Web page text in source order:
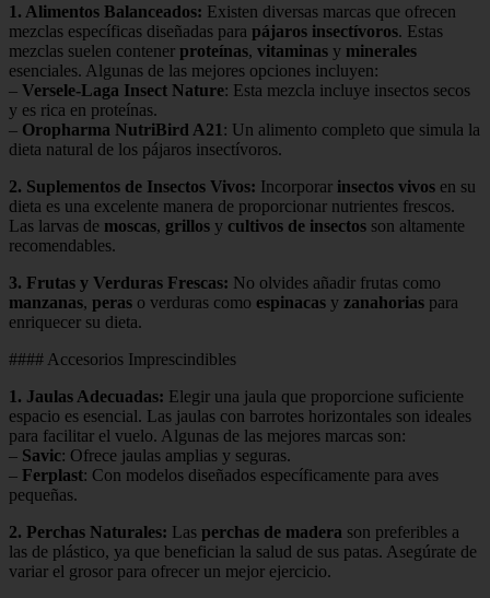
1. Alimentos Balanceados: Existen diversas marcas que ofrecen
mezclas específicas diseñadas para pájaros insectívoros. Estas
mezclas suelen contener proteínas, vitaminas y minerales
esenciales. Algunas de las mejores opciones incluyen:
– Versele-Laga Insect Nature: Esta mezcla incluye insectos secos
y es rica en proteínas.
– Oropharma NutriBird A21 : Un alimento completo que simula la
dieta natural de los pájaros insectívoros.
2. Suplementos de Insectos Vivos: Incorporar insectos vivos en su
dieta es una excelente manera de proporcionar nutrientes frescos.
Las larvas de moscas, grillos y cultivos de insectos son altamente
recomendables.
3. Frutas y Verduras Frescas: No olvides añadir frutas como
manzanas, peras o verduras como espinacas y zanahorias para
enriquecer su dieta.
#### Accesorios Imprescindibles
1. Jaulas Adecuadas: Elegir una jaula que proporcione suficiente
espacio es esencial. Las jaulas con barrotes horizontales son ideales
para facilitar el vuelo. Algunas de las mejores marcas son:
– Savic: Ofrece jaulas amplias y seguras.
– Ferplast: Con modelos diseñados específicamente para aves
pequeñas.
2. Perchas Naturales: Las perchas de madera son preferibles a
las de plástico, ya que benefician la salud de sus patas. Asegúrate de
variar el grosor para ofrecer un mejor ejercicio.